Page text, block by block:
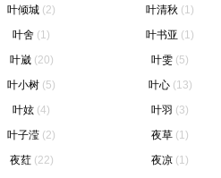
叶倾城 (2) 叶清秋 (1)
叶舍 (1) 叶书亚 (1)
叶崴 (20) 叶雯 (5)
叶小树 (5) 叶心 (13)
叶妶 (4) 叶羽 (3)
叶子滢 (2) 夜草 (1)
夜荭 (22) 夜凉 (1)